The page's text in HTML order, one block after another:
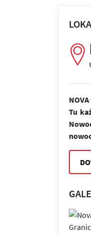
Tu